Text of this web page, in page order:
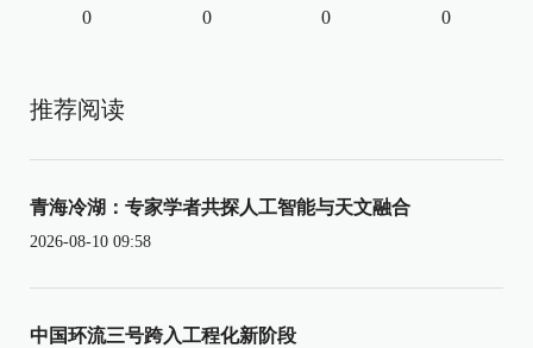
0 0 0 0
推荐阅读
青海冷湖：专家学者共探人工智能与天文融合
2026-08-10 09:58
中国环流三号跨入工程化新阶段